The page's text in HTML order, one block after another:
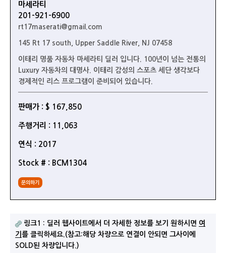
마세라티
201-921-6900
rt17maserati@gmail.com
145 Rt 17 south, Upper Saddle River, NJ 07458
이태리 명품 자동차 마세라티 딜러 입니다. 100년이 넘는 전통의
Luxury 자동차의 대명사. 이태리 감성의 스포츠 세단 생각보다
경제적인 리스 프로그램이 준비되어 있습니다.
판매가 : $ 167,850
주행거리 : 11,063
연식 : 2017
Stock # : BCM1304
문의하기
링크1 : 딜러 웹사이트에서 더 자세한 정보를 보기 원하시면 여
기 를 클릭하세요.(참고:해당 차량으로 연결이 안되면 그사이에
SOLD된 차량입니다.)